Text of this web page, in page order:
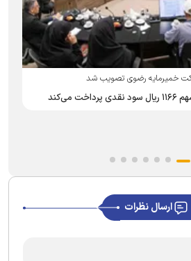
خمیرمایه رضوی تصویب شد
می‌کند
ارسال نظرات